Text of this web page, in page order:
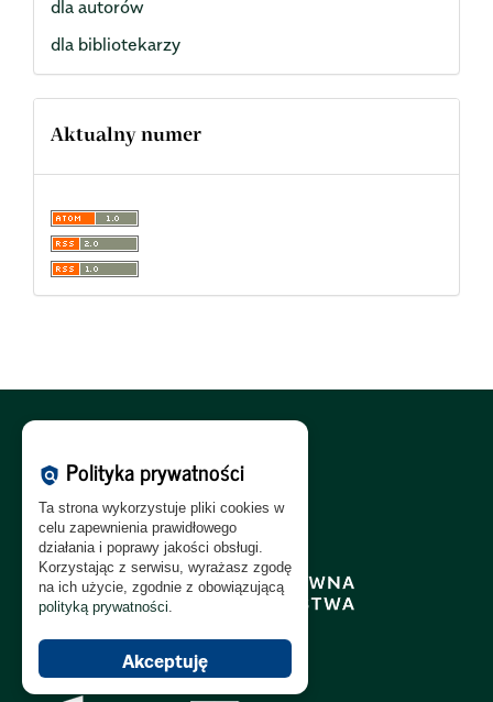
dla autorów
dla bibliotekarzy
Aktualny numer
Polityka Prywatności:PL
Polityka RODO:PL|EN
policy Polityka prywatności
Ta strona wykorzystuje pliki cookies w
celu zapewnienia prawidłowego
działania i poprawy jakości obsługi.
Korzystając z serwisu, wyrażasz zgodę
na ich użycie, zgodnie z obowiązującą
polityką prywatności
Akceptuję